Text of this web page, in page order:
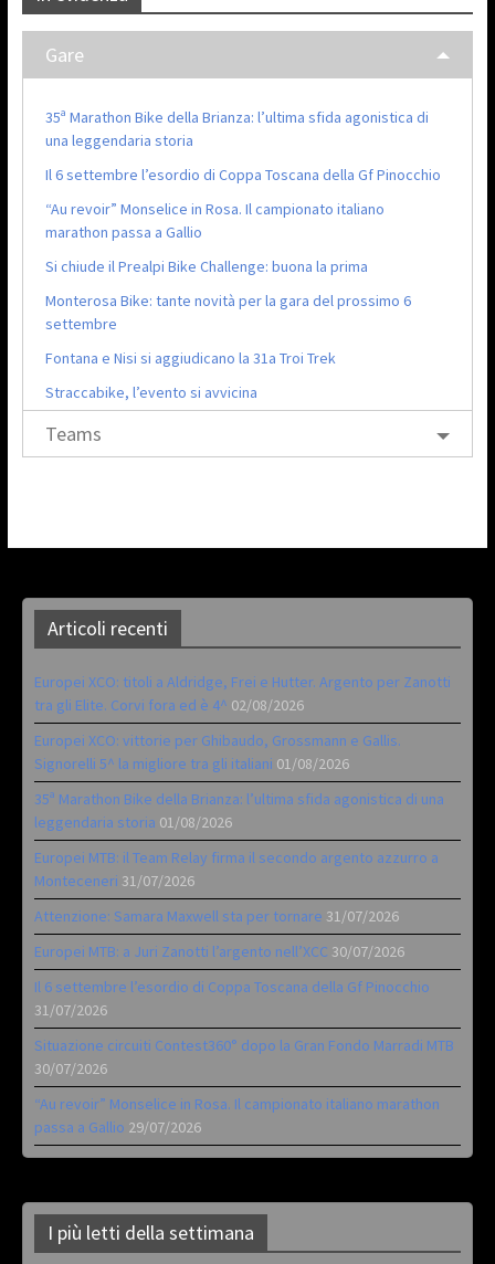
Gare
35ª Marathon Bike della Brianza: l’ultima sfida agonistica di
una leggendaria storia
Il 6 settembre l’esordio di Coppa Toscana della Gf Pinocchio
“Au revoir” Monselice in Rosa. Il campionato italiano
marathon passa a Gallio
Si chiude il Prealpi Bike Challenge: buona la prima
Monterosa Bike: tante novità per la gara del prossimo 6
settembre
Fontana e Nisi si aggiudicano la 31a Troi Trek
Straccabike, l’evento si avvicina
Teams
Articoli recenti
Europei XCO: titoli a Aldridge, Frei e Hutter. Argento per Zanotti
tra gli Elite. Corvi fora ed è 4^ 02/08/2026
Europei XCO: vittorie per Ghibaudo, Grossmann e Gallis.
Signorelli 5^ la migliore tra gli italiani 01/08/2026
35ª Marathon Bike della Brianza: l’ultima sfida agonistica di una
leggendaria storia 01/08/2026
Europei MTB: il Team Relay firma il secondo argento azzurro a
Monteceneri 31/07/2026
Attenzione: Samara Maxwell sta per tornare 31/07/2026
Europei MTB: a Juri Zanotti l’argento nell’XCC 30/07/2026
Il 6 settembre l’esordio di Coppa Toscana della Gf Pinocchio
31/07/2026
Situazione circuiti Contest360° dopo la Gran Fondo Marradi MTB
30/07/2026
“Au revoir” Monselice in Rosa. Il campionato italiano marathon
passa a Gallio 29/07/2026
I più letti della settimana